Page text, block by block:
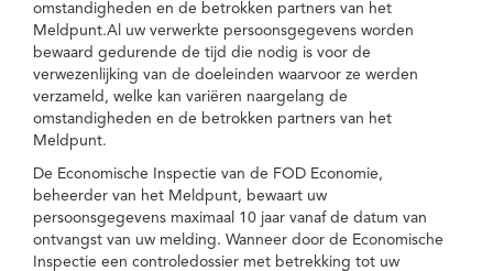
omstandigheden en de betrokken partners van het
Meldpunt.Al uw verwerkte persoonsgegevens worden
bewaard gedurende de tijd die nodig is voor de
verwezenlijking van de doeleinden waarvoor ze werden
verzameld, welke kan variëren naargelang de
omstandigheden en de betrokken partners van het
Meldpunt.
De Economische Inspectie van de FOD Economie,
beheerder van het Meldpunt, bewaart uw
persoonsgegevens maximaal 10 jaar vanaf de datum van
ontvangst van uw melding. Wanneer door de Economische
Inspectie een controledossier met betrekking tot uw